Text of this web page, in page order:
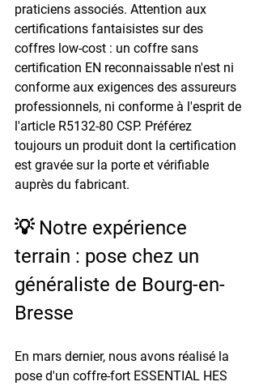
praticiens associés. Attention aux
certifications fantaisistes sur des
coffres low-cost : un coffre sans
certification EN reconnaissable n'est ni
conforme aux exigences des assureurs
professionnels, ni conforme à l'esprit de
l'article R5132-80 CSP. Préférez
toujours un produit dont la certification
est gravée sur la porte et vérifiable
auprès du fabricant.
💡 Notre expérience
terrain : pose chez un
généraliste de Bourg-en-
Bresse
En mars dernier, nous avons réalisé la
pose d'un coffre-fort ESSENTIAL HES